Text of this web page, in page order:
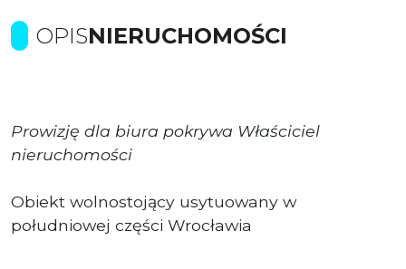
OPISNIERUCHOMOŚCI
Prowizję dla biura pokrywa Właściciel
nieruchomości
Obiekt wolnostojący usytuowany w
południowej części Wrocławia